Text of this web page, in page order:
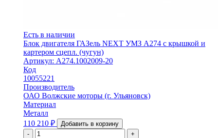
Есть в наличии
Блок двигателя ГАЗель NEXT УМЗ A274 с крышкой и
картером сцепл. (чугун)
Артикул: А274.1002009-20
Код
10055221
Производитель
ОАО Волжские моторы (г. Ульяновск)
Материал
Металл
110 210 ₽
Добавить в корзину
-
+